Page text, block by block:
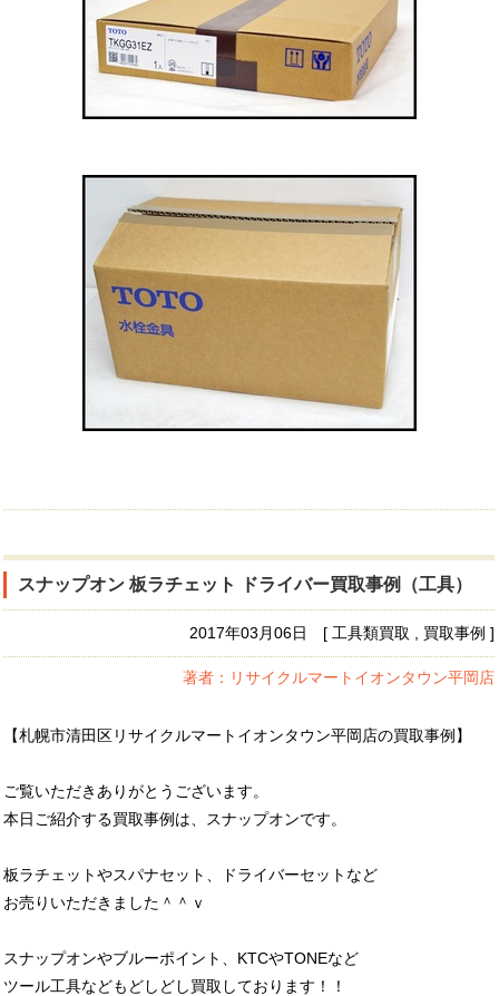
スナップオン 板ラチェット ドライバー買取事例（工具）
2017年03月06日 [ 工具類買取 , 買取事例 ]
著者：リサイクルマートイオンタウン平岡店
【札幌市清田区リサイクルマートイオンタウン平岡店の買取事例】
ご覧いただきありがとうございます。
本日ご紹介する買取事例は、スナップオンです。
板ラチェットやスパナセット、ドライバーセットなど
お売りいただきました＾＾ｖ
スナップオンやブルーポイント、KTCやTONEなど
ツール工具などもどしどし買取しております！！